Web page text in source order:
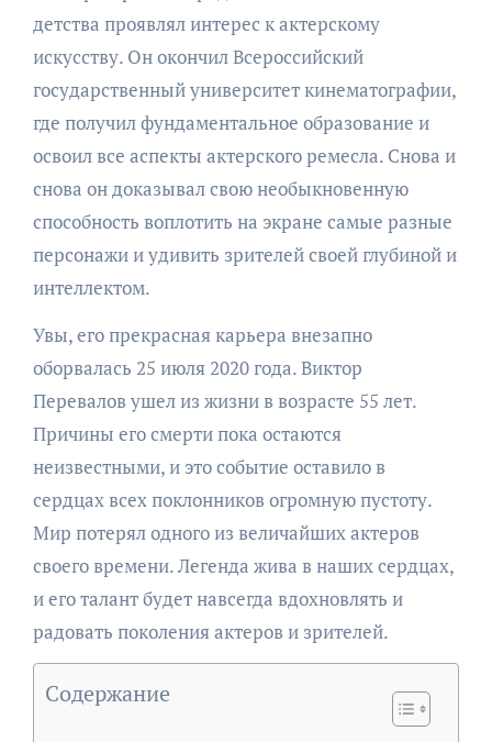
детства проявлял интерес к актерскому
искусству. Он окончил Всероссийский
государственный университет кинематографии,
где получил фундаментальное образование и
освоил все аспекты актерского ремесла. Снова и
снова он доказывал свою необыкновенную
способность воплотить на экране самые разные
персонажи и удивить зрителей своей глубиной и
интеллектом.
Увы, его прекрасная карьера внезапно
оборвалась 25 июля 2020 года. Виктор
Перевалов ушел из жизни в возрасте 55 лет.
Причины его смерти пока остаются
неизвестными, и это событие оставило в
сердцах всех поклонников огромную пустоту.
Мир потерял одного из величайших актеров
своего времени. Легенда жива в наших сердцах,
и его талант будет навсегда вдохновлять и
радовать поколения актеров и зрителей.
Содержание